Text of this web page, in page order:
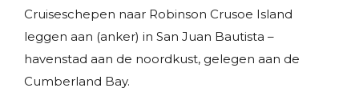
Cruiseschepen naar Robinson Crusoe Island
leggen aan (anker) in San Juan Bautista –
havenstad aan de noordkust, gelegen aan de
Cumberland Bay.